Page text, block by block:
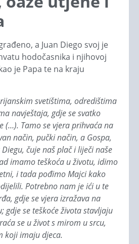
a Juan Diego svoj je
hodočasnika i njihovoj
je Papa te na kraju
svetištima, odredištima
navještaja, gdje se svatko
(…). Tamo se vjera prihvaća na
način, pučki način, a Gospa,
čuje naš plač i liječi naše
imamo teškoća u životu, idimo
i tada pođimo Majci kako
Potrebno nam je ići u te
gdje se vjera izražava na
gdje se teškoće života stavljaju
se u život s mirom u srcu,
koji imaju djeca.